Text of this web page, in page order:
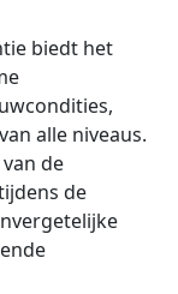
biedt het
alle niveaus.
de
de